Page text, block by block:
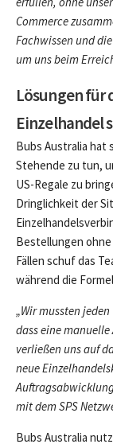
Commerce
Fachwissen und
um uns beim
Lösungen für
Einzelhandel
Bubs Australia hat
Stehende zu tun,
US-Regale zu
Dringlichkeit der
Bestellungen
Fällen schuf das
während die
„Wir mussten
dass eine
verließen uns auf
neue
mit dem SPS
Bubs Australia